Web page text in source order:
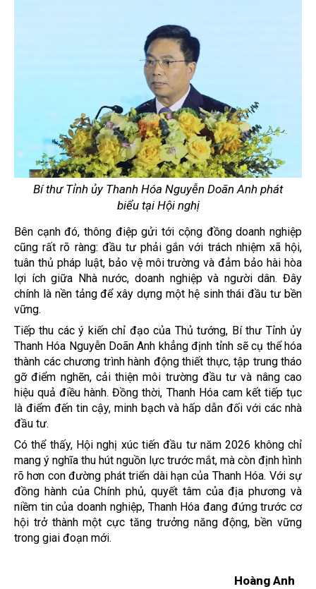
Bí thư Tỉnh ủy Thanh Hóa Nguyễn Doãn Anh phát
biểu tại Hội nghị
Bên cạnh đó, thông điệp gửi tới cộng đồng doanh nghiệp
cũng rất rõ ràng: đầu tư phải gắn với trách nhiệm xã hội,
tuân thủ pháp luật, bảo vệ môi trường và đảm bảo hài hòa
lợi ích giữa Nhà nước, doanh nghiệp và người dân. Đây
chính là nền tảng để xây dựng một hệ sinh thái đầu tư bền
vững.
Tiếp thu các ý kiến chỉ đạo của Thủ tướng, Bí thư Tỉnh ủy
Thanh Hóa Nguyễn Doãn Anh khẳng định tỉnh sẽ cụ thể hóa
thành các chương trình hành động thiết thực, tập trung tháo
gỡ điểm nghẽn, cải thiện môi trường đầu tư và nâng cao
hiệu quả điều hành. Đồng thời, Thanh Hóa cam kết tiếp tục
là điểm đến tin cậy, minh bạch và hấp dẫn đối với các nhà
đầu tư.
Có thể thấy, Hội nghị xúc tiến đầu tư năm 2026 không chỉ
mang ý nghĩa thu hút nguồn lực trước mắt, mà còn định hình
rõ hơn con đường phát triển dài hạn của Thanh Hóa. Với sự
đồng hành của Chính phủ, quyết tâm của địa phương và
niềm tin của doanh nghiệp, Thanh Hóa đang đứng trước cơ
hội trở thành một cực tăng trưởng năng động, bền vững
trong giai đoạn mới.
Hoàng Anh